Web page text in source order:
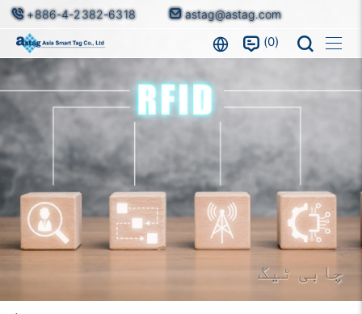
+886-4-2382-6318 astag@astag.com
0
چابی ٹیگ